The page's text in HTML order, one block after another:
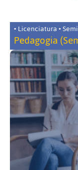
• Licenciatura •
Pedagogia